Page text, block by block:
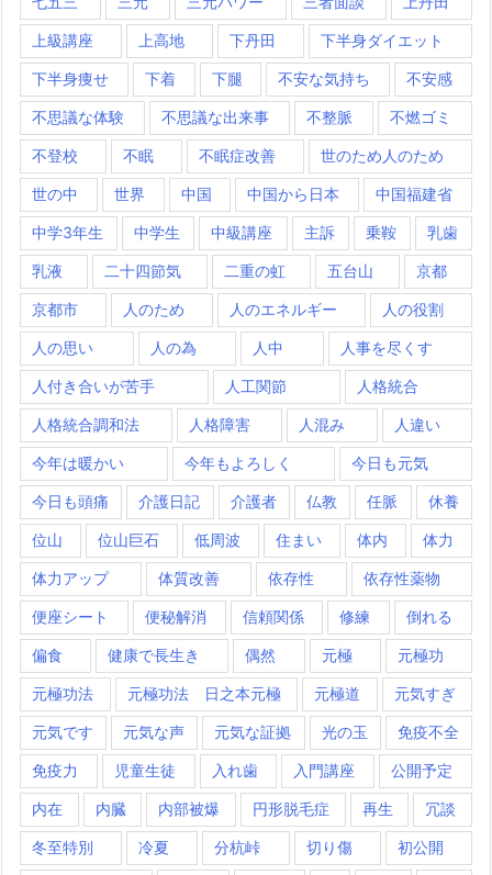
上級講座 上高地 下丹田 下半身ダイエット
下半身痩せ 下着 下腿 不安な気持ち 不安感
不思議な体験 不思議な出来事 不整脈 不燃ゴミ
不登校 不眠 不眠症改善 世のため人のため
世の中 世界 中国 中国から日本 中国福建省
中学3年生 中学生 中級講座 主訴 乗鞍 乳歯
乳液 二十四節気 二重の虹 五台山 京都
京都市 人のため 人のエネルギー 人の役割
人の思い 人の為 人中 人事を尽くす
人付き合いが苦手 人工関節 人格統合
人格統合調和法 人格障害 人混み 人違い
今年は暖かい 今年もよろしく 今日も元気
今日も頭痛 介護日記 介護者 仏教 任脈 休養
位山 位山巨石 低周波 住まい 体内 体力
体力アップ 体質改善 依存性 依存性薬物
便座シート 便秘解消 信頼関係 修練 倒れる
偏食 健康で長生き 偶然 元極 元極功
元極功法 元極功法 日之本元極 元極道 元気すぎ
元気です 元気な声 元気な証拠 光の玉 免疫不全
免疫力 児童生徒 入れ歯 入門講座 公開予定
内在 内臓 内部被爆 円形脱毛症 再生 冗談
冬至特別 冷夏 分杭峠 切り傷 初公開